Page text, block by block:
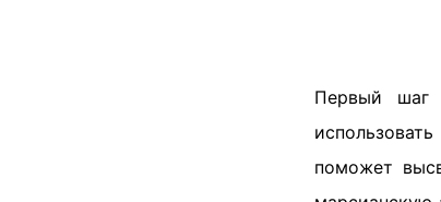
Первый шаг
поможет